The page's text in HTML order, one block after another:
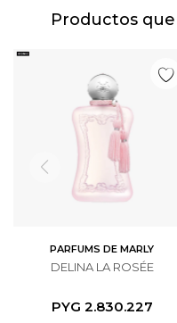
Productos
PARFUMS DE MARLY
DELINA LA ROSÉE
PYG 2.830.227